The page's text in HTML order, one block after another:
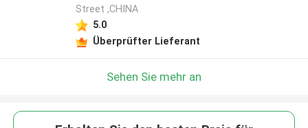
Street ,CHINA
5.0
Überprüfter Lieferant
Sehen Sie mehr an